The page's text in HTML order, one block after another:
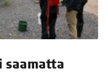
saamatta